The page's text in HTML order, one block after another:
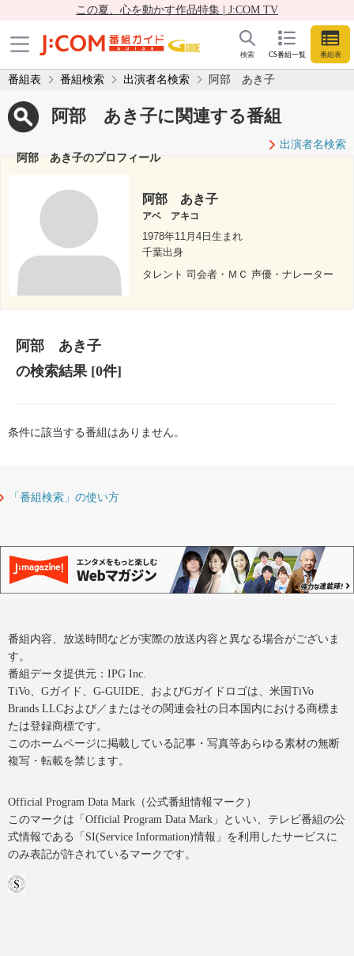
この夏、心を動かす作品特集 | J:COM TV
CS番組一覧 番組表
検索
番組表 番組検索 出演者名検索 阿部 あき子
阿部 あき子に関連する番組
出演者名検索
阿部 あき子のプロフィール
阿部 あき子
アベ アキコ
1978年11月4日生まれ
千葉出身
タレント 司会者・ＭＣ 声優・ナレーター
阿部 あき子
の検索結果[0件]
条件に該当する番組はありません。
「番組検索」の使い方
番組内容、放送時間などが実際の放送内容と異なる場合がございま
す。
番組データ提供元：IPG Inc.
TiVo、Gガイド、G-GUIDE、およびGガイドロゴは、米国TiVo
Brands LLCおよび／またはその関連会社の日本国内における商標ま
たは登録商標です。
このホームページに掲載している記事・写真等あらゆる素材の無断
複写・転載を禁じます。
Official Program Data Mark（公式番組情報マーク）
このマークは「Official Program Data Mark」といい、テレビ番組の公
式情報である「SI(Service Information)情報」を利用したサービスに
のみ表記が許されているマークです。